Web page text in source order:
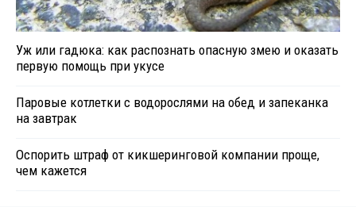
Уж или гадюка: как распознать опасную змею и оказать
первую помощь при укусе
Паровые котлетки с водорослями на обед и запеканка
на завтрак
Оспорить штраф от кикшеринговой компании проще,
чем кажется